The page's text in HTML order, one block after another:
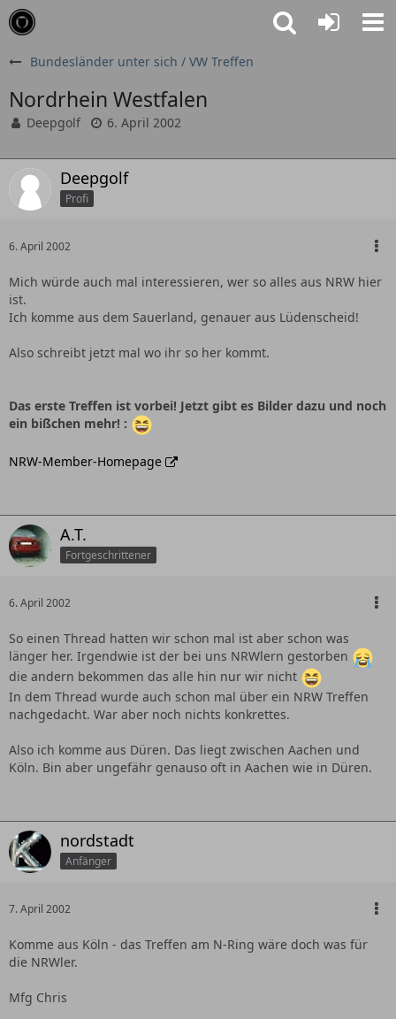
Bundesländer unter sich / VW Treffen
Nordrhein Westfalen
Deepgolf 6. April 2002
Deepgolf
Profi
6. April 2002
Mich würde auch mal interessieren, wer so alles aus NRW hier
ist.
Ich komme aus dem Sauerland, genauer aus Lüdenscheid!
Also schreibt jetzt mal wo ihr so her kommt.
Das erste Treffen ist vorbei! Jetzt gibt es Bilder dazu und noch
ein bißchen mehr! :
NRW-Member-Homepage
A.T.
Fortgeschrittener
6. April 2002
So einen Thread hatten wir schon mal ist aber schon was
länger her. Irgendwie ist der bei uns NRWlern gestorben
die andern bekommen das alle hin nur wir nicht
In dem Thread wurde auch schon mal über ein NRW Treffen
nachgedacht. War aber noch nichts konkrettes.
Also ich komme aus Düren. Das liegt zwischen Aachen und
Köln. Bin aber ungefähr genauso oft in Aachen wie in Düren.
nordstadt
Anfänger
7. April 2002
Komme aus Köln - das Treffen am N-Ring wäre doch was für
die NRWler.
Mfg Chris